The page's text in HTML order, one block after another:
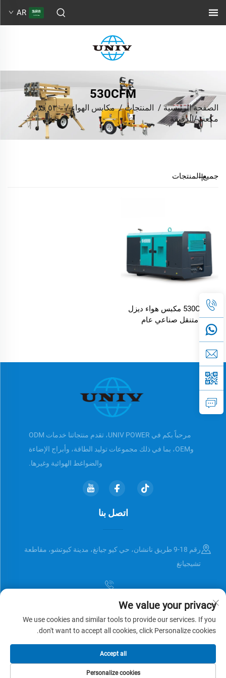
AR
530CFM
الصفحة الرئيسية/ المنتجات/مكابس الهواء/
٥٣٠ قدم
مكعب/الدقيقة
جميع المنتجات
530CFM مكبس هواء ديزل
متنقل صناعي عام
مرحباً بكم في UNIV POWER، تقدم منتجاتنا خدمات ODM
وOEM، بما في ذلك مجموعات توليد الطاقة، وأبراج الإضاءة
والضواغط الهوائية وغيرها.
اتصل بنا
رقم 18-9 طريق نانشان، حي كيو جيانغ، مدينة كيوتشو، مقاطعة
تشيجيانغ
[email protected]
حقوق النشر © Zhejiang Universal Trading Co.,Ltd. جميع الحقوق محفوظة
سياسة الخصوصية
We value your privacy
We use cookies and similar tools to provide our services. If you
don't want to accept all cookies, click Personalize cookies.
Personalize cookies
Accept all